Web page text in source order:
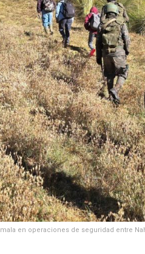
en operaciones de seguridad entre